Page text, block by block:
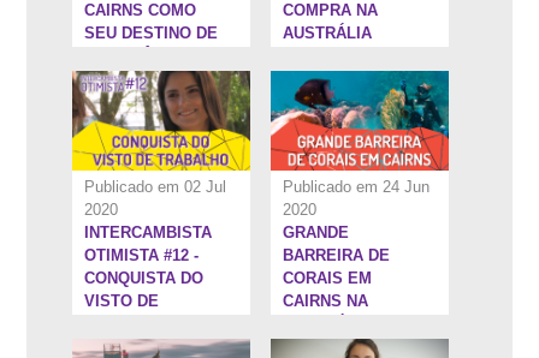
CAIRNS COMO
SEU DESTINO DE
AUSTRÁLIA
COMPRA NA
AUSTRÁLIA
Publicado em 02 Jul
2020
INTERCAMBISTA
OTIMISTA #12 -
CONQUISTA DO
VISTO DE
AUSTRÁLIA
Publicado em 24 Jun
2020
GRANDE
BARREIRA DE
CORAIS EM
CAIRNS NA
9:50''